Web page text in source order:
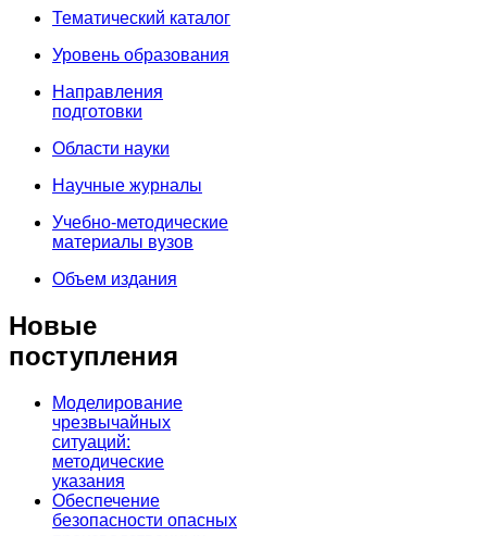
Тематический каталог
Уровень образования
Направления
подготовки
Области науки
Научные журналы
Учебно-методические
материалы вузов
Объем издания
Новые
поступления
Моделирование
чрезвычайных
ситуаций:
методические
указания
Обеспечение
безопасности опасных